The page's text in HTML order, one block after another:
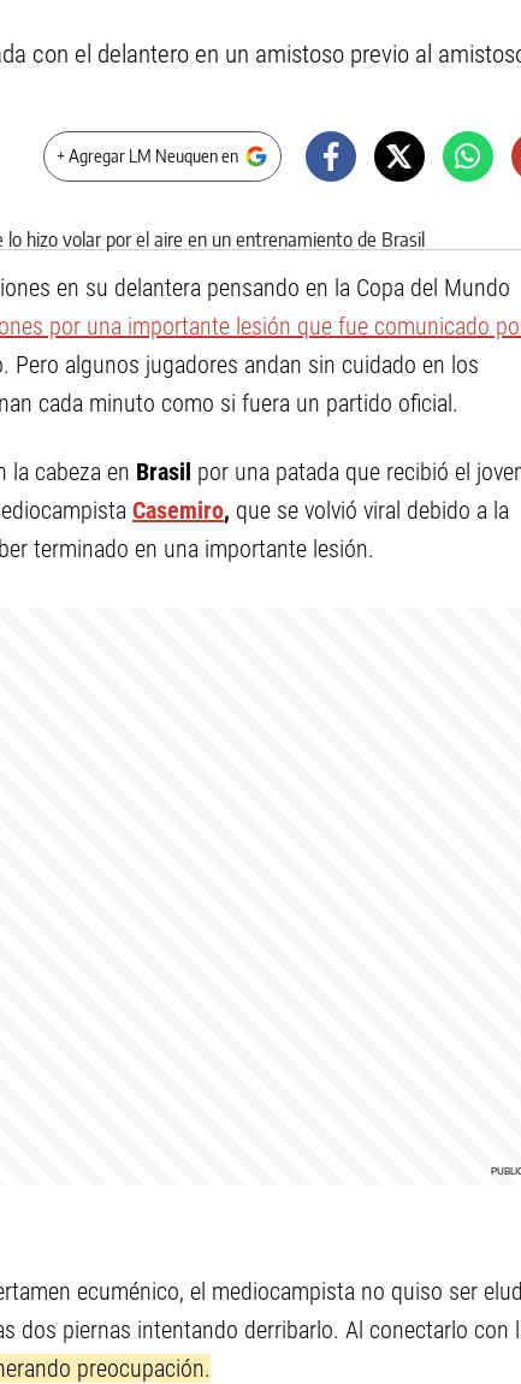
con el delantero en un amistoso previo al
+ Agregar LM Neuquen en
en su delantera pensando en la Copa del Mundo
por una importante lesión que fue comunicado
Pero algunos jugadores andan sin cuidado en los
cada minuto como si fuera un partido oficial.
la cabeza en Brasil por una patada que recibió el
Casemiro, que se volvió viral debido a la
terminado en una importante lesión.
ecuménico, el mediocampista no quiso ser
dos piernas intentando derribarlo. Al conectarlo con
preocupación.